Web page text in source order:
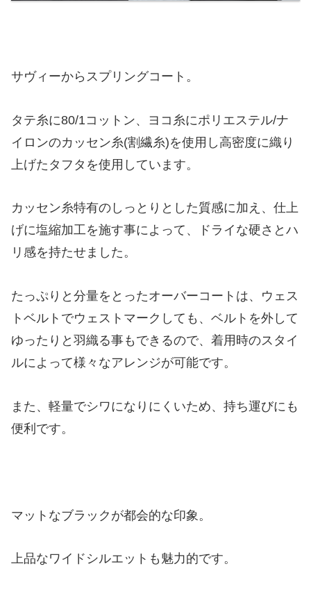
サヴィーからスプリングコート。
タテ糸に80/1コットン、ヨコ糸にポリエステル/ナ
イロンのカッセン糸(割繊糸)を使用し高密度に織り
上げたタフタを使用しています。
カッセン糸特有のしっとりとした質感に加え、仕上
げに塩縮加工を施す事によって、ドライな硬さとハ
リ感を持たせました。
たっぷりと分量をとったオーバーコートは、ウェス
トベルトでウェストマークしても、ベルトを外して
ゆったりと羽織る事もできるので、着用時のスタイ
ルによって様々なアレンジが可能です。
また、軽量でシワになりにくいため、持ち運びにも
便利です。
マットなブラックが都会的な印象。
上品なワイドシルエットも魅力的です。